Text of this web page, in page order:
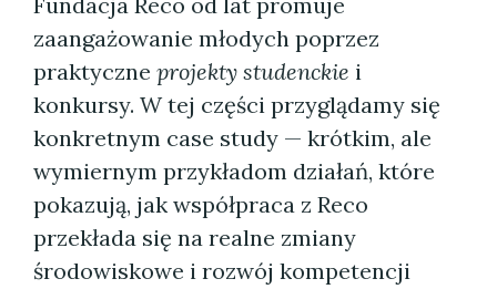
zaangażowanie młodych poprzez
praktyczne projekty studenckie i
konkursy. W tej części przyglądamy się
konkretnym case study — krótkim, ale
wymiernym przykładom działań, które
pokazują, jak współpraca z Reco
przekłada się na realne zmiany
środowiskowe i rozwój kompetencji